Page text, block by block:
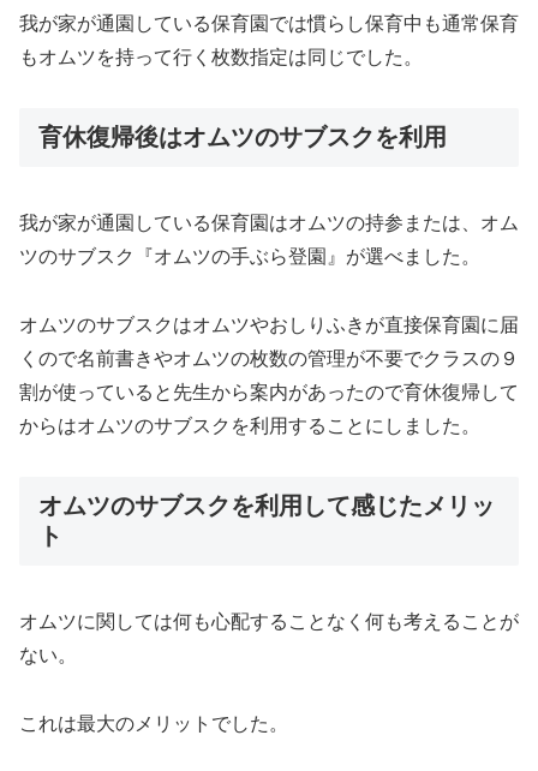
我が家が通園している保育園では慣らし保育中も通常保育
もオムツを持って行く枚数指定は同じでした。
育休復帰後はオムツのサブスクを利用
我が家が通園している保育園はオムツの持参または、オム
ツのサブスク『オムツの手ぶら登園』が選べました。
オムツのサブスクはオムツやおしりふきが直接保育園に届
くので名前書きやオムツの枚数の管理が不要でクラスの９
割が使っていると先生から案内があったので育休復帰して
からはオムツのサブスクを利用することにしました。
オムツのサブスクを利用して感じたメリッ
ト
オムツに関しては何も心配することなく何も考えることが
ない。
これは最大のメリットでした。